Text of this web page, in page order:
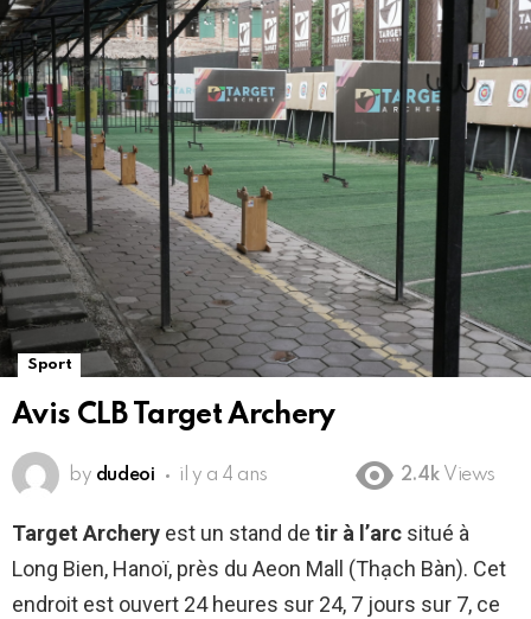
Sport
Avis CLB Target Archery
by dudeoi il y a 4 ans 2.4k Views
Target Archery est un stand de tir à l’arc situé à
Long Bien, Hanoï, près du Aeon Mall (Thạch Bàn). Cet
endroit est ouvert 24 heures sur 24, 7 jours sur 7, ce